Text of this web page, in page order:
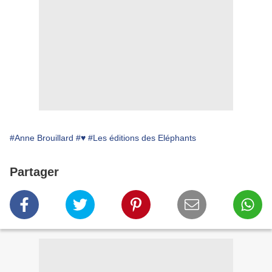
#Anne Brouillard #♥ #Les éditions des Eléphants
Partager